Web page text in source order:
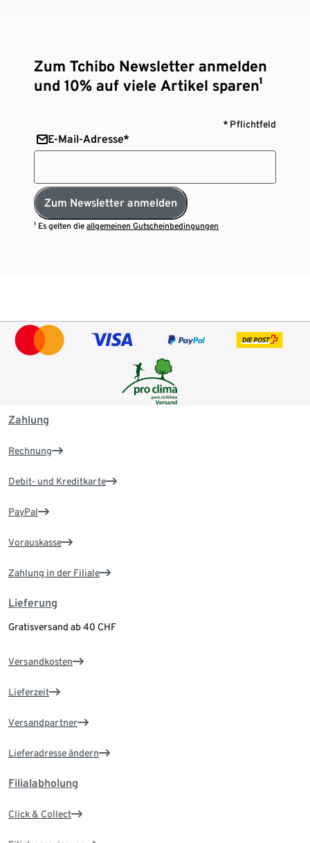
Zum Tchibo Newsletter anmelden
und 10% auf viele Artikel sparen¹
* Pflichtfeld
E-Mail-Adresse*
Zum Newsletter anmelden
¹ Es gelten dieallgemeinen Gutscheinbedingungen
Zahlung
Rechnung
Debit- und Kreditkarte
PayPal
Vorauskasse
Zahlung in der Filiale
Lieferung
Gratisversand ab 40 CHF
Versandkosten
Lieferzeit
Versandpartner
Lieferadresse ändern
Filialabholung
Click & Collect